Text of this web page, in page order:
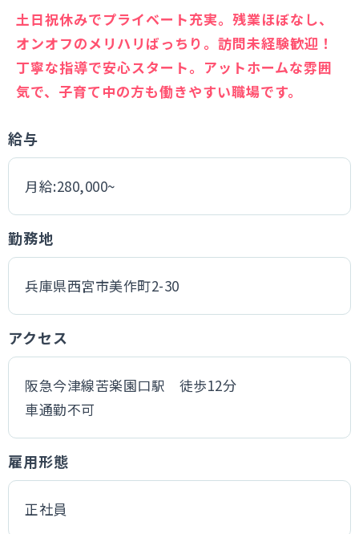
土日祝休みでプライベート充実。残業ほぼなし、
オンオフのメリハリばっちり。訪問未経験歓迎！
丁寧な指導で安心スタート。アットホームな雰囲
気で、子育て中の方も働きやすい職場です。
給与
月給:280,000~
勤務地
兵庫県西宮市美作町2-30
アクセス
阪急今津線苦楽園口駅 徒歩12分
車通勤不可
雇用形態
正社員